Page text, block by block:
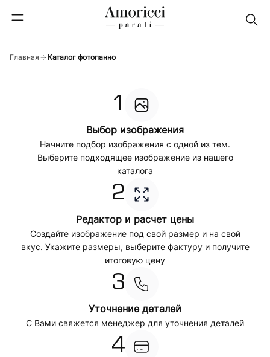
Главная Каталог фотопанно
1
Выбор изображения
Начните подбор изображения с одной из тем.
Выберите подходящее изображение из нашего
каталога
2
Редактор и расчет цены
Создайте изображение под свой размер и на свой
вкус. Укажите размеры, выберите фактуру и получите
итоговую цену
3
Уточнение деталей
С Вами свяжется менеджер для уточнения деталей
4